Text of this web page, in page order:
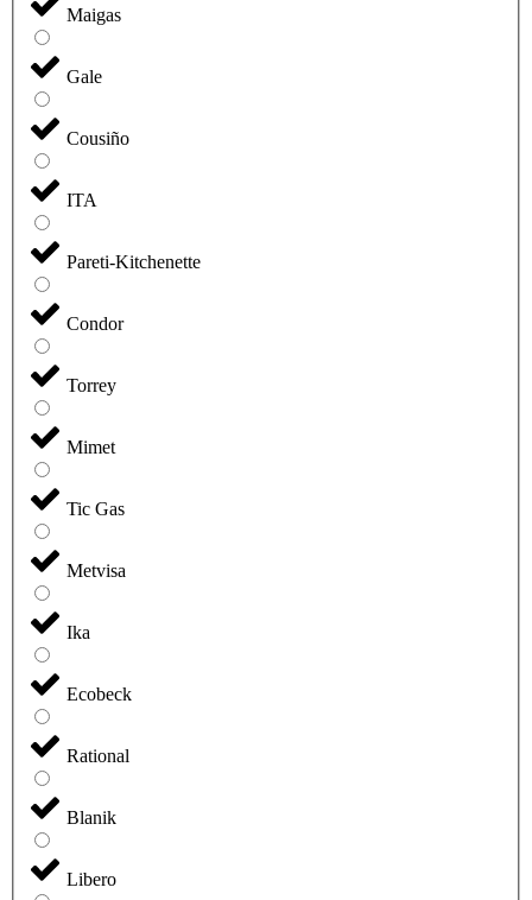
Maigas
Gale
Cousiño
ITA
Pareti-Kitchenette
Condor
Torrey
Mimet
Tic Gas
Metvisa
Ika
Ecobeck
Rational
Blanik
Libero